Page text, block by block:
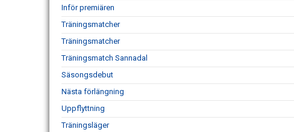
Inför premiären
Träningsmatcher
Träningsmatcher
Träningsmatch Sannadal
Säsongsdebut
Nästa förlängning
Uppflyttning
Träningsläger